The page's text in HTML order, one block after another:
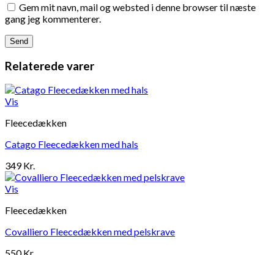
Gem mit navn, mail og websted i denne browser til næste
gang jeg kommenterer.
Relaterede varer
Vis
Fleecedækken
Catago Fleecedækken med hals
349Kr.
Vis
Fleecedækken
Covalliero Fleecedækken med pelskrave